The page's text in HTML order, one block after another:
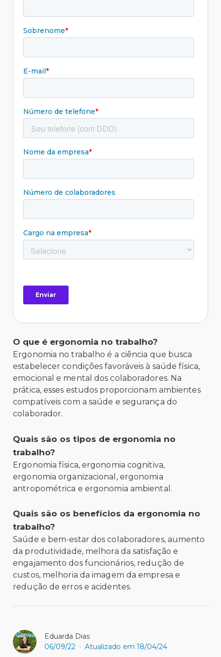
O que é ergonomia no trabalho?
Ergonomia no trabalho é a ciência que busca
estabelecer condições favoráveis à saúde física,
emocional e mental dos colaboradores. Na
prática, esses estudos proporcionam ambientes
compatíveis com a saúde e segurança do
colaborador.
Quais são os tipos de ergonomia no
trabalho?
Ergonomia física, ergonomia cognitiva,
ergonomia organizacional, ergonomia
antropométrica e ergonomia ambiental.
Quais são os benefícios da ergonomia no
trabalho?
Saúde e bem-estar dos colaboradores, aumento
da produtividade, melhora da satisfação e
engajamento dos funcionários, redução de
custos, melhoria da imagem da empresa e
redução de erros e acidentes.
Eduarda Dias
06/09/22 · Atualizado em 18/04/24